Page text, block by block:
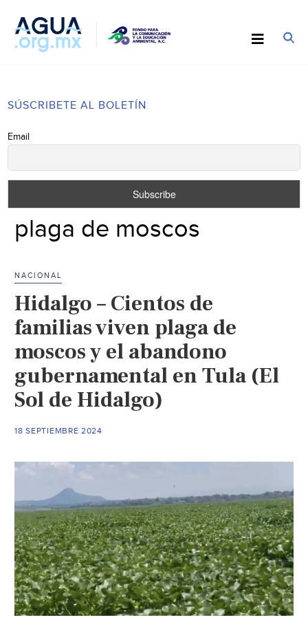
SÚSCRIBETE AL BOLETÍN
Email
plaga de moscos
NACIONAL
Hidalgo – Cientos de
familias viven plaga de
moscos y el abandono
gubernamental en Tula (El
Sol de Hidalgo)
18 SEPTIEMBRE 2024